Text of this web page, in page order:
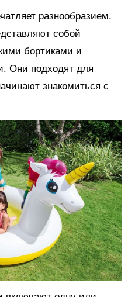
разнообразием.
собой
бортиками и
Они подходят для
знакомиться с